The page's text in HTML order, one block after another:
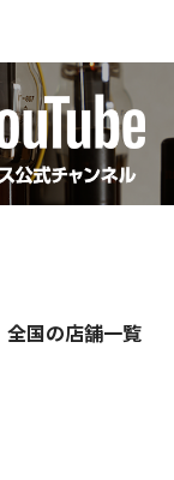
全国の店舗一覧